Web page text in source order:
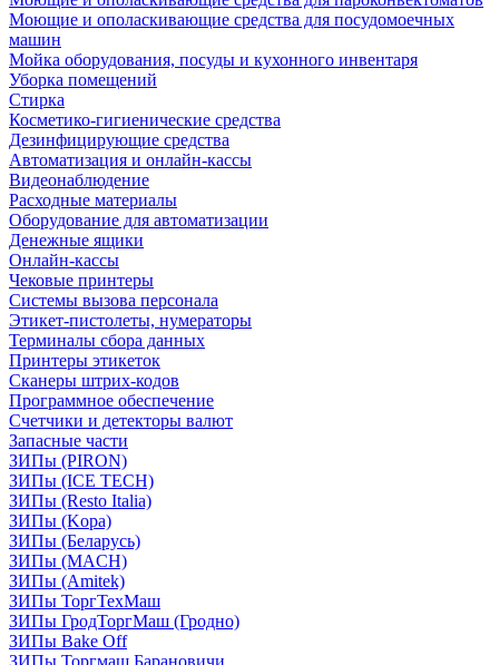
Моющие и ополаскивающие средства для посудомоечных
машин
Мойка оборудования, посуды и кухонного инвентаря
Уборка помещений
Стирка
Косметико-гигиенические средства
Дезинфицирующие средства
Автоматизация и онлайн-кассы
Видеонаблюдение
Расходные материалы
Оборудование для автоматизации
Денежные ящики
Онлайн-кассы
Чековые принтеры
Системы вызова персонала
Этикет-пистолеты, нумераторы
Терминалы сбора данных
Принтеры этикеток
Сканеры штрих-кодов
Программное обеспечение
Счетчики и детекторы валют
Запасные части
ЗИПы (PIRON)
ЗИПы (ICE TECH)
ЗИПы (Resto Italia)
ЗИПы (Kopa)
ЗИПы (Беларусь)
ЗИПы (MACH)
ЗИПы (Amitek)
ЗИПы ТоргТехМаш
ЗИПы ГродТоргМаш (Гродно)
ЗИПы Bake Off
ЗИПы Торгмаш Барановичи